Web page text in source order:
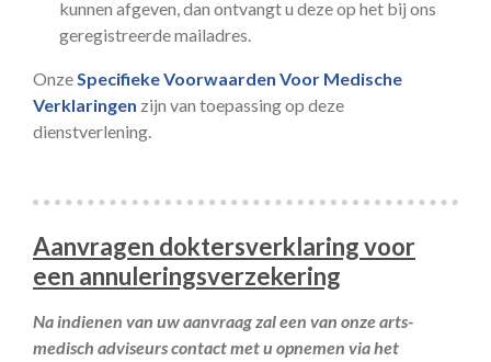
kunnen afgeven, dan ontvangt u deze op het bij ons
geregistreerde mailadres.
OnzeSpecifieke Voorwaarden Voor Medische
Verklaringen zijn van toepassing op deze
dienstverlening.
Aanvragen doktersverklaring voor
een annuleringsverzekering
Na indienen van uw aanvraag zal een van onze arts-
medisch adviseurs contact met u opnemen via het